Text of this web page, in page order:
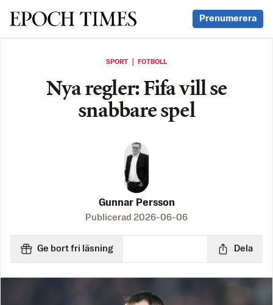
Svenska Epoch Times Prenumerera
SPORT ｜ FOTBOLL
Nya regler: Fifa vill se
snabbare spel
Gunnar Persson
Publicerad 2026-06-06
Ge bort fri läsning Dela